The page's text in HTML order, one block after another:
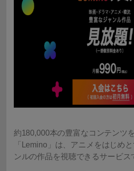
約180,000本の豊富なコンテンツ
「Lemino」は、アニメをはじめ
ンルの作品を視聴できるサービス